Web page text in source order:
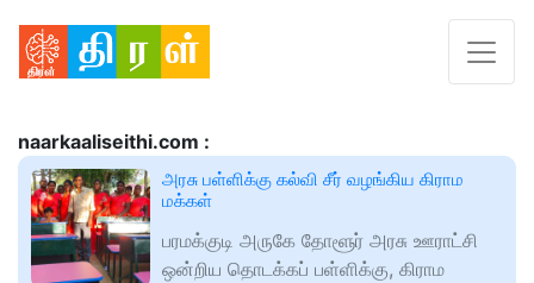
naarkaaliseithi.com :
அரசு பள்ளிக்கு கல்வி சீர் வழங்கிய கிராம
மக்கள்
பரமக்குடி அருகே தோளூர் அரசு ஊராட்சி
ஒன்றிய தொடக்கப் பள்ளிக்கு, கிராம